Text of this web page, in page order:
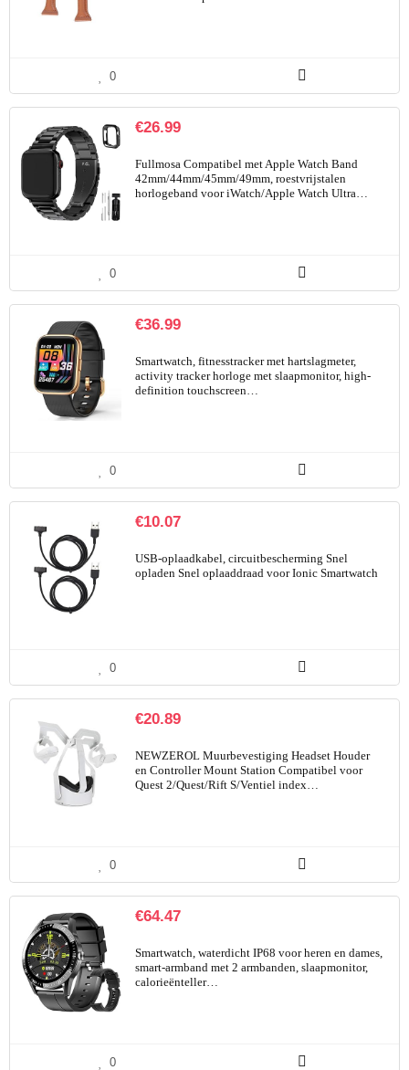
0
€26.99
Fullmosa Compatibel met Apple Watch Band
42mm/44mm/45mm/49mm, roestvrijstalen
horlogeband voor iWatch/Apple Watch Ultra…
0
€36.99
Smartwatch, fitnesstracker met hartslagmeter,
activity tracker horloge met slaapmonitor, high-
definition touchscreen…
0
€10.07
USB-oplaadkabel, circuitbescherming Snel
opladen Snel oplaaddraad voor Ionic Smartwatch
0
€20.89
NEWZEROL Muurbevestiging Headset Houder
en Controller Mount Station Compatibel voor
Quest 2/Quest/Rift S/Ventiel index…
0
€64.47
Smartwatch, waterdicht IP68 voor heren en dames,
smart-armband met 2 armbanden, slaapmonitor,
calorieënteller…
0